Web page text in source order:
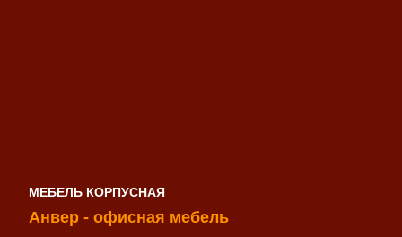
МЕБЕЛЬ КОРПУСНАЯ
Анвер - офисная мебель